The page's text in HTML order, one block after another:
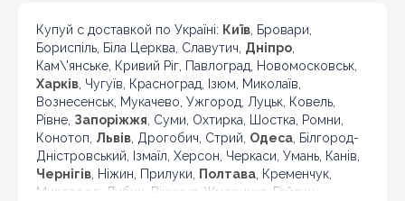
Купуй с доставкой по Україні: Київ , Бровари,
Бориспіль, Біла Церква, Славутич, Дніпро
Кам\'янське, Кривий Ріг, Павлоград, Новомосковськ,
Харків , Чугуїв, Красноград, Ізюм, Миколаїв,
Вознесенськ, Мукачево, Ужгород, Луцьк, Ковель,
Рівне, Запоріжжя , Суми, Охтирка, Шостка, Ромни,
Конотоп, Львів , Дрогобич, Стрий, Одеса , Білгород-
Дністровський, Ізмаїл, Херсон, Черкаси, Умань, Канів,
Чернігів , Ніжин, Прилуки, Полтава , Кременчук,
Миргород, Лубни, Вінниця, Жмеринка, Гайсин,